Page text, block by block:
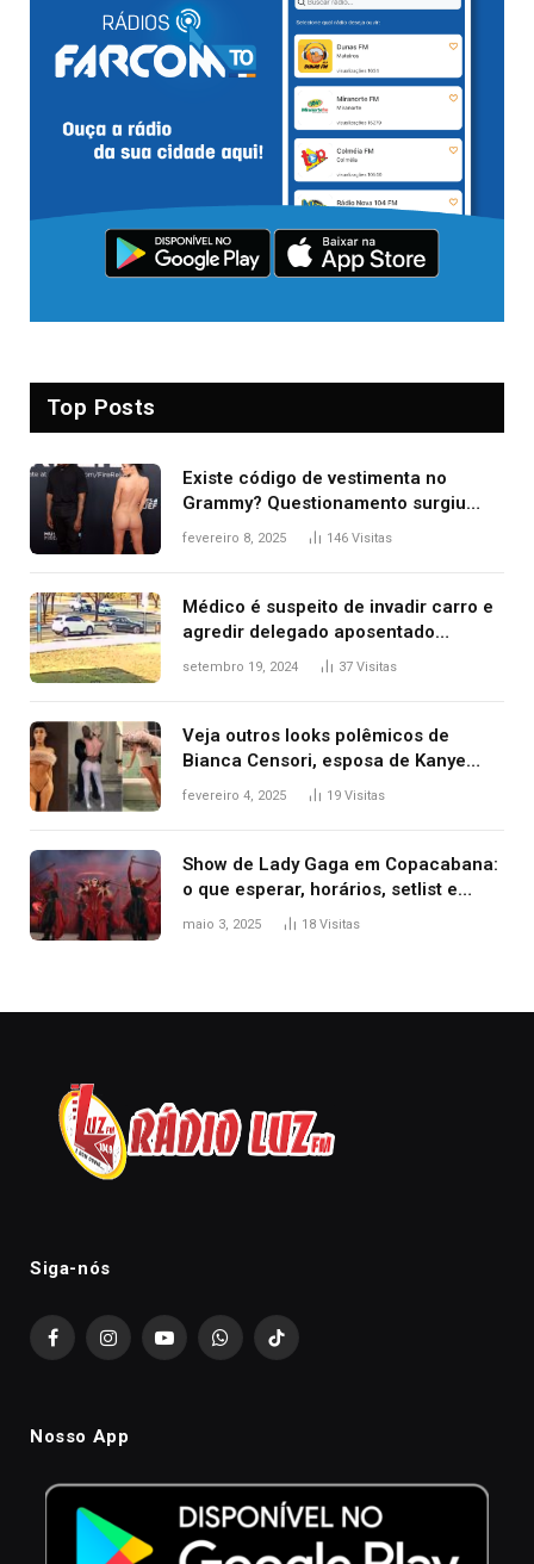
Top Posts
Existe código de vestimenta no
Grammy? Questionamento surgiu
após Bianca Censori, mulher de
fevereiro 8, 2025 146 Visitas
Médico é suspeito de invadir carro e
agredir delegado aposentado
durante confusão no trânsito
setembro 19, 2024 37 Visitas
Veja outros looks polêmicos de
Bianca Censori, esposa de Kanye
West que apareceu nua no Grammy
fevereiro 4, 2025 19 Visitas
Show de Lady Gaga em Copacabana:
o que esperar, horários, setlist e
onde assistir
maio 3, 2025 18 Visitas
Siga-nós
FacebookInstagramYouTubeWhatsAppTikTok
Nosso App